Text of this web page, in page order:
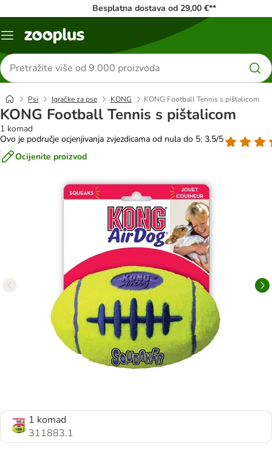
Besplatna dostava od 29,00 €**
Izbornik
Traži
proizvode
Psi Igračke za pse KONG KONG Football Tennis s pištalicom
KONG Football Tennis s pištalicom
1 komad
Ovo je područje ocjenjivanja zvjezdicama od nula do 5: 3.5/5
Ocijenite proizvod
1 komad
311883.1